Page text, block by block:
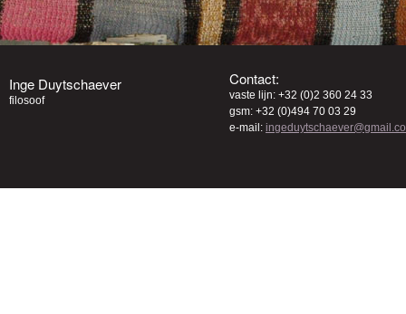
Inge Duytschaever
filosoof
Contact:
vaste lijn: +32 (0)2 360 24 33
gsm: +32 (0)494 70 03 29
e-mail: